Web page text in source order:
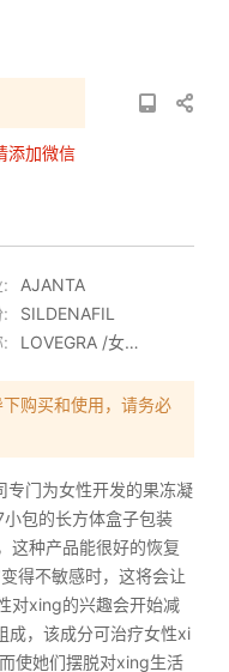
添加微信
AJANTA
SILDENAFIL
LOVEGRA /女用果冻
购买和使用，请务必
门为女性开发的果冻凝
包的长方体盒子包装
这种产品能很好的恢复
得不敏感时，这将会让
对xing的兴趣会开始减
成，该成分可治疗女性xi
使她们摆脱对xing生活